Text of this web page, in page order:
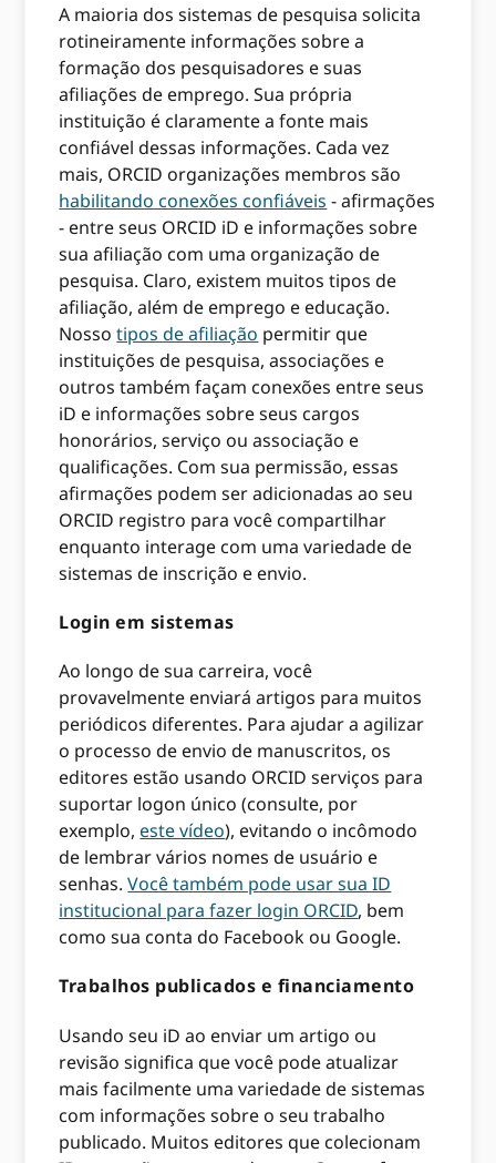
A maioria dos sistemas de pesquisa solicita
rotineiramente informações sobre a
formação dos pesquisadores e suas
afiliações de emprego. Sua própria
instituição é claramente a fonte mais
confiável dessas informações. Cada vez
mais, ORCID organizações membros são
habilitando conexões confiáveis - afirmações
- entre seus ORCID iD e informações sobre
sua afiliação com uma organização de
pesquisa. Claro, existem muitos tipos de
afiliação, além de emprego e educação.
Nossotipos de afiliação permitir que
instituições de pesquisa, associações e
outros também façam conexões entre seus
iD e informações sobre seus cargos
honorários, serviço ou associação e
qualificações. Com sua permissão, essas
afirmações podem ser adicionadas ao seu
ORCID registro para você compartilhar
enquanto interage com uma variedade de
sistemas de inscrição e envio.
Login em sistemas
Ao longo de sua carreira, você
provavelmente enviará artigos para muitos
periódicos diferentes. Para ajudar a agilizar
o processo de envio de manuscritos, os
editores estão usando ORCID serviços para
suportar logon único (consulte, por
exemplo,este vídeo), evitando o incômodo
de lembrar vários nomes de usuário e
senhas.Você também pode usar sua ID
institucional para fazer login ORCID, bem
como sua conta do Facebook ou Google.
Trabalhos publicados e financiamento
Usando seu iD ao enviar um artigo ou
revisão significa que você pode atualizar
mais facilmente uma variedade de sistemas
com informações sobre o seu trabalho
publicado. Muitos editores que colecionam